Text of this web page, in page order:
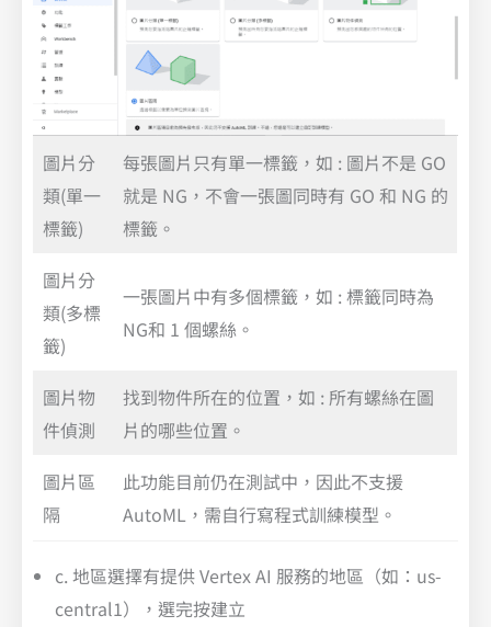
圖片分
類(單一
標籤)
每張圖片只有單一標籤，如 : 圖片不是 GO
就是 NG，不會一張圖同時有 GO 和 NG 的
標籤。
圖片分
類(多標
籤)
一張圖片中有多個標籤，如 : 標籤同時為
NG和 1 個螺絲。
圖片物
件偵測
找到物件所在的位置，如 : 所有螺絲在圖
片的哪些位置。
圖片區
隔
此功能目前仍在測試中，因此不支援
AutoML，需自行寫程式訓練模型。
c. 地區選擇有提供 Vertex AI 服務的地區（如：us-
central1），選完按建立